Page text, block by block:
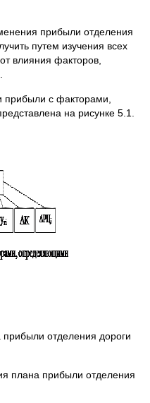
прибыли отделения
путем изучения всех
влияния факторов,
прибыли с факторами,
на рисунке 5.1.
отделения дороги
плана прибыли отделения